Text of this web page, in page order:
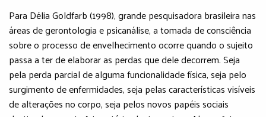
Para Délia Goldfarb (1998), grande pesquisadora brasileira nas
áreas de gerontologia e psicanálise, a tomada de consciência
sobre o processo de envelhecimento ocorre quando o sujeito
passa a ter de elaborar as perdas que dele decorrem. Seja
pela perda parcial de alguma funcionalidade física, seja pelo
surgimento de enfermidades, seja pelas características visíveis
de alterações no corpo, seja pelos novos papéis sociais